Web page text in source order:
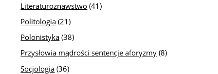
Literaturoznawstwo (41)
Politologia (21)
Polonistyka (38)
Przysłowia mądrości sentencje aforyzmy (8)
Socjologia (36)